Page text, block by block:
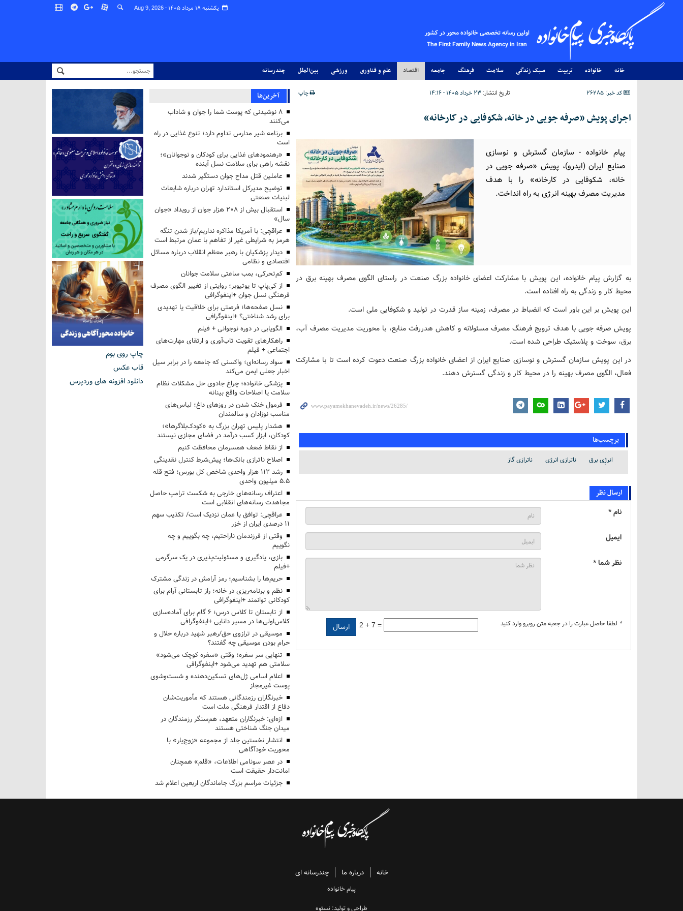
یکشنبه ۱۸ مرداد ۱۴۰۵ - Aug 9, 2026
اولین رسانه تخصصی خانواده محور در کشور
The First Family News Agency in Iran
خانه خانواده تربیت سبک زندگی سلامت فرهنگ جامعه اقتصاد علم و فناوری ورزشی بین‌الملل چندرسانه
کد خبر: 26285 تاریخ انتشار:۲۳ خرداد ۱۴۰۵ - ۱۴:۱۶ چاپ
اجرای پویش «صرفه جویی در خانه، شکوفایی در کارخانه»
پیام خانواده - سازمان گسترش و نوسازی
صنایع ایران (ایدرو)، پویش «صرفه جویی در
خانه، شکوفایی در کارخانه» را با هدف
مدیریت مصرف بهینه انرژی به راه انداخت.
به گزارش پیام خانواده، این پویش با مشارکت اعضای خانواده بزرگ صنعت در راستای الگوی مصرف بهینه برق در
محیط کار و زندگی به راه افتاده است.
این پویش بر این باور است که انضباط در مصرف، زمینه ساز قدرت در تولید و شکوفایی ملی است.
پویش صرفه جویی با هدف ترویج فرهنگ مصرف مسئولانه و کاهش هدررفت منابع، با محوریت مدیریت مصرف آب،
برق، سوخت و پلاستیک طراحی شده است.
در این پویش سازمان گسترش و نوسازی صنایع ایران از اعضای خانواده بزرگ صنعت دعوت کرده است تا با مشارکت
فعال، الگوی مصرف بهینه را در محیط کار و زندگی گسترش دهند.
برچسب‌ها
انرژِی برق ناترازی انرژی ناترازی گاز
ارسال نظر
نام *
ایمیل
نظر شما *
* لطفا حاصل عبارت را در جعبه متن روبرو وارد کنید 2 + 7 =
آخرین‌ها
۸ نوشیدنی که پوست شما را جوان و شاداب
می‌کنند
برنامه شیر مدارس تداوم دارد؛ تنوع غذایی در راه
است
«رهنمودهای غذایی برای کودکان و نوجوانان»؛
نقشه راهی برای سلامت نسل آینده
عاملین قتل مداح جوان دستگیر شدند
توضیح مدیرکل استاندارد تهران درباره شایعات
لبنیات صنعتی
استقبال بیش از ۲۰۸ هزار جوان از رویداد «جوان
سال»
عراقچی: با آمریکا مذاکره نداریم/باز شدن تنگه
هرمز به شرایطی غیر از تفاهم با عمان مرتبط است
دیدار پزشکیان با رهبر معظم انقلاب درباره مسائل
اقتصادی و نظامی
کم‌تحرکی، بمب ساعتی سلامت جوانان
از کی‌پاپ تا یوتیوبر؛ روایتی از تغییر الگوی مصرف
فرهنگی نسل جوان +اینفوگرافی
نسل صفحه‌ها؛ فرصتی برای خلاقیت یا تهدیدی
برای رشد شناختی؟ +اینفوگرافی
الگویابی در دوره نوجوانی + فیلم
راهکارهای تقویت تاب‌آوری و ارتقای مهارت‌های
اجتماعی + فیلم
سواد رسانه‌ای؛ واکسنی که جامعه را در برابر سیل
اخبار جعلی ایمن می‌کند
پزشکی خانواده؛ چراغ جادوی حل مشکلات نظام
سلامت یا اصلاحات واقع بینانه
فرمول خنک شدن در روزهای داغ؛ لباس‌های
مناسب نوزادان و سالمندان
هشدار پلیس تهران بزرگ به «کودک‌بلاگرها»؛
کودکان، ابزار کسب درآمد در فضای مجازی نیستند
از نقاط ضعف همسرمان محافظت کنیم
اصلاح ناترازی بانک‌ها؛ پیش‌شرط کنترل نقدینگی
رشد ۱۱۲ هزار واحدی شاخص کل بورس؛ فتح قله
۵.۵ میلیون واحدی
اعتراف رسانه‌های خارجی به شکست ترامپ حاصل
مجاهدت رسانه‌های انقلابی است
عراقچی: توافق با عمان نزدیک است/ تکذیب سهم
۱۱ درصدی ایران از خزر
وقتی از فرزندمان ناراحتیم، چه بگوییم و چه
نگوییم
بازی، یادگیری و مسئولیت‌پذیری در یک سرگرمی
+فیلم
حریم‌ها را بشناسیم؛ رمز آرامش در زندگی مشترک
نظم و برنامه‌ریزی در خانه؛ راز تابستانی آرام برای
کودکانی توانمند +اینفوگرافی
از تابستان تا کلاس درس؛ ۶ گام برای آماده‌سازی
کلاس‌اولی‌ها در مسیر دانایی +اینفوگرافی
موسیقی در ترازوی حق/رهبر شهید درباره حلال و
حرام بودن موسیقی چه گفتند؟
تنهایی سر سفره؛ وقتی «سفره کوچک می‌شود»
سلامتی هم تهدید می‌شود +اینفوگرافی
اعلام اسامی ژل‌های تسکین‌دهنده و شست‌وشوی
پوست غیرمجاز
خبرنگاران رزمندگانی هستند که مأموریت‌شان
دفاع از اقتدار فرهنگی ملت است
اژه‌ای: خبرنگاران متعهد، هم‌سنگر رزمندگان در
میدان جنگ شناختی هستند
انتشار نخستین جلد از مجموعه «زوج‌یار» با
محوریت خودآگاهی
در عصر سونامی اطلاعات، «قلم» همچنان
امانت‌دار حقیقت است
جزئیات مراسم بزرگ جاماندگان اربعین اعلام شد
چاپ روی بوم
قاب عکس
دانلود افزونه های وردپرس
خانه درباره ما چندرسانه ای
پیام خانواده
طراحی و تولید: نستوه